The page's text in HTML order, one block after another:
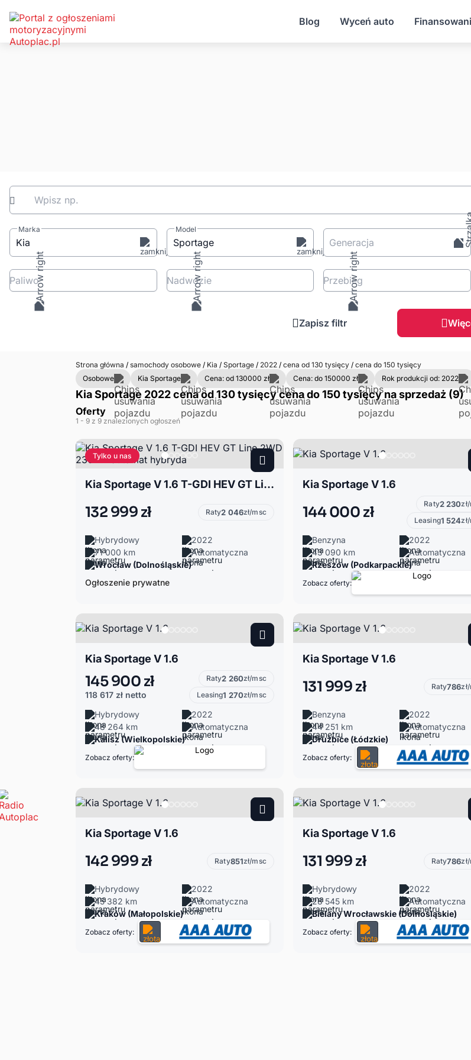
Blog Wyceń auto
Wpisz np.
Marka
Kia
Model
Sportage Generacja
Paliwo Nadwozie Przebieg
Zapisz filtr
Strona główna /samochody osobowe /Kia /Sportage /2022 /cena od 130 tysięcy /cena do 150 tysięcy
Osobowe
Kia Sportage Cena: od 130000 zł Cena: do 150000 zł Rok produkcji od: 2022
Kia Sportage 2022 cena od 130 tysięcy cena do 150 tysięcy na sprzedaż (9)
Oferty
1 - 9 z 9 znalezionych ogłoszeń
Tylko u nas
Kia Sportage V 1.6 T-GDI HEV GT Line 2WD 230KM automat hybryda
132 999 zł Raty2 046zł/msc
Hybrydowy
2022
71 000 km
Automatyczna
Wrocław (Dolnośląskie)
Ogłoszenie prywatne
Kia Sportage V 1.6
144 000 zł Raty2 230
Leasing1 524
Benzyna
2022
43 090 km
Automatyczna
Rzeszów (Podkarpackie)
Zobacz oferty:
Kia Sportage V 1.6
145 900 zł
118 617 zł netto
Raty2 260zł/msc
Leasing1 270zł/msc
Hybrydowy
2022
48 264 km
Automatyczna
Kalisz (Wielkopolskie)
Zobacz oferty:
Kia Sportage V 1.6
131 999 zł Raty786
Benzyna
2022
44 251 km
Automatyczna
Drużbice (Łódzkie)
Zobacz oferty:
Kia Sportage V 1.6
142 999 zł Raty851zł/msc
Hybrydowy
2022
45 382 km
Automatyczna
Kraków (Małopolskie)
Zobacz oferty:
Kia Sportage V 1.6
131 999 zł Raty786
Hybrydowy
2022
28 545 km
Automatyczna
Bielany Wrocławskie (Dolnośląskie)
Zobacz oferty: